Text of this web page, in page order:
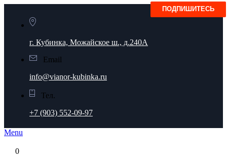
г. Кубинка, Можайское ш., д.240А
Email
info@vianor-kubinka.ru
Тел.
+7 (903) 552-09-97
Menu
0